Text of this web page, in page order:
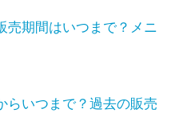
売期間はいつまで？メニ
らいつまで？過去の販売